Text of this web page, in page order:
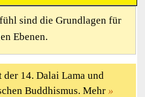
sind die Grundlagen für
Ebenen.
14. Dalai Lama und
Buddhismus. Mehr